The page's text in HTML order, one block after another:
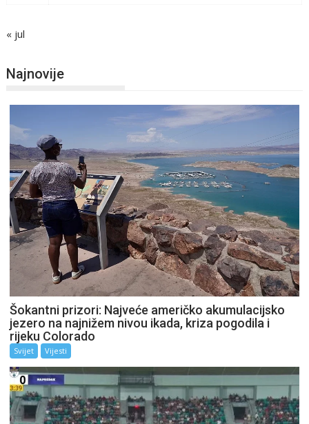
« jul
Najnovije
Šokantni prizori: Najveće američko akumulacijsko
jezero na najnižem nivou ikada, kriza pogodila i
rijeku Colorado
Svijet Vijesti